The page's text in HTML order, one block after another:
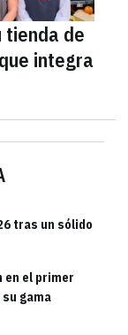
tras un sólido
en el primer
gama
tienda de
integra